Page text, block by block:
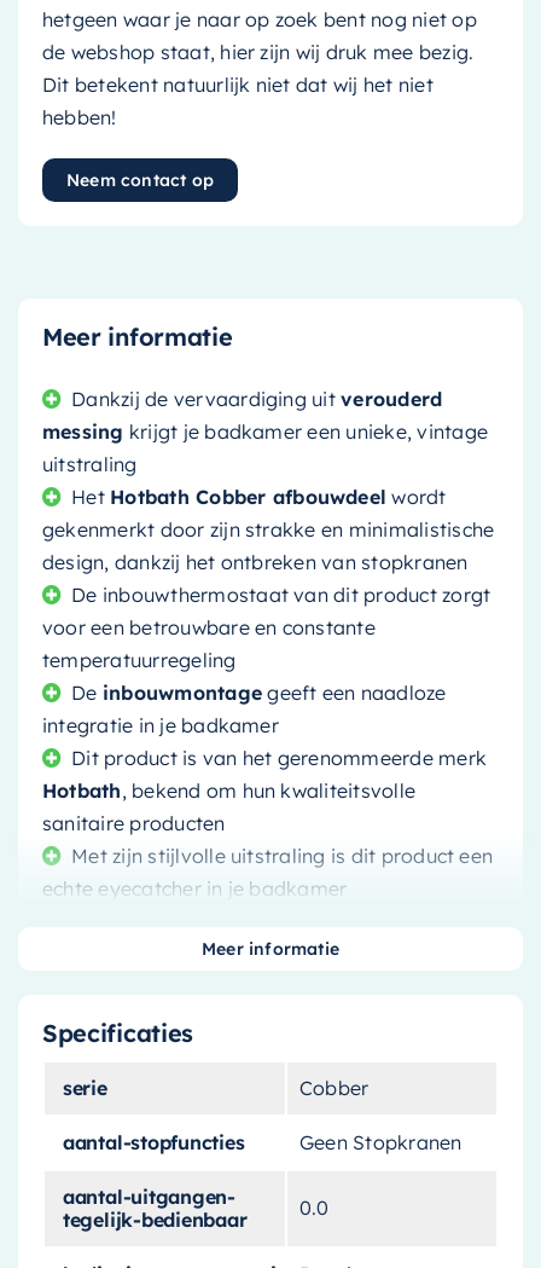
hetgeen waar je naar op zoek bent nog niet op
de webshop staat, hier zijn wij druk mee bezig.
Dit betekent natuurlijk niet dat wij het niet
hebben!
Neem contact op
Meer informatie
Dankzij de vervaardiging uitverouderd
messing krijgt je badkamer een unieke, vintage
uitstraling
Het Hotbath Cobber afbouwdeel wordt
gekenmerkt door zijn strakke en minimalistische
design, dankzij het ontbreken van stopkranen
De inbouwthermostaat van dit product zorgt
voor een betrouwbare en constante
temperatuurregeling
De inbouwmontage geeft een naadloze
integratie in je badkamer
Dit product is van het gerenommeerde merk
Hotbath, bekend om hun kwaliteitsvolle
sanitaire producten
Met zijn stijlvolle uitstraling is dit product een
echte eyecatcher in je badkamer
Geef je badkamer een unieke touch met dit
Hotbath Cobber afbouwdeel
uitverouderd messing
, geeft je badkamer een
Strak design zonder
Specificaties
serie Cobber
aantal-stopfuncties Geen Stopkranen
aantal-uitgangen-
tegelijk-bedienbaar
0.0
Meer informatie